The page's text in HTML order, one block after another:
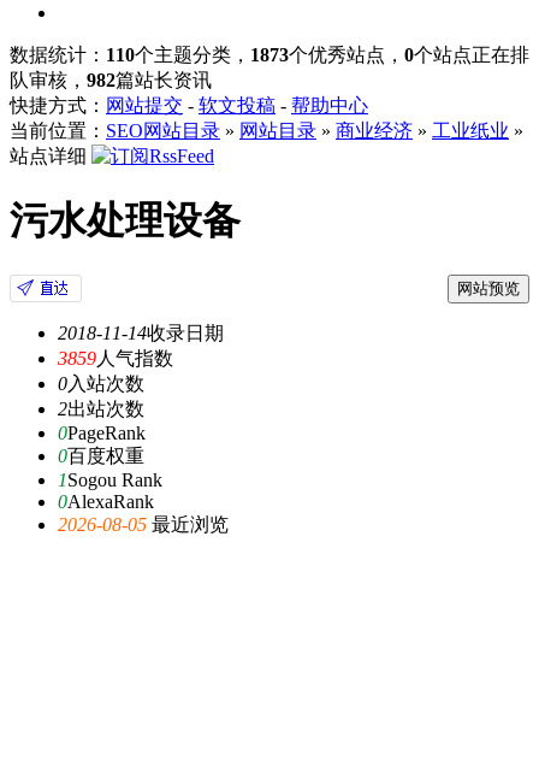
数据统计： 110个主题分类， 1873个优秀站点， 0个站点正在排
队审核， 982篇站长资讯
快捷方式： 网站提交 - 软文投稿 - 帮助中心
当前位置： SEO网站目录 » 网站目录 » 商业经济 » 工业纸业 »
站点详细
污水处理设备
网站预览
2018-11-14收录日期
3859人气指数
0入站次数
2出站次数
0PageRank
0百度权重
1Sogou Rank
0AlexaRank
2026-08-05 最近浏览